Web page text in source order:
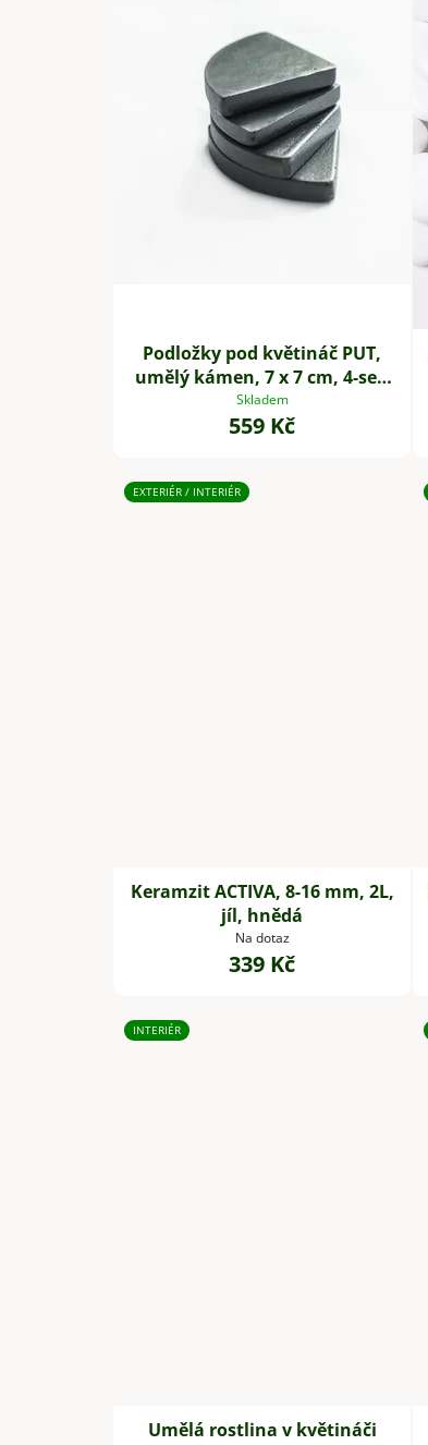
Podložky pod květináč PUT,
umělý kámen, 7 x 7 cm, 4-set,
šedé
Skladem
559 Kč
EXTERIÉR / INTERIÉR
Keramzit ACTIVA, 8-16 mm, 2L,
jíl, hnědá
Na dotaz
339 Kč
INTERIÉR
Umělá rostlina v květináči